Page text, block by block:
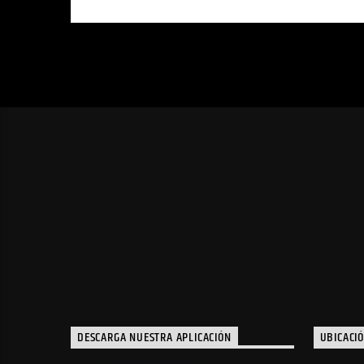
DESCARGA NUESTRA APLICACIÓN